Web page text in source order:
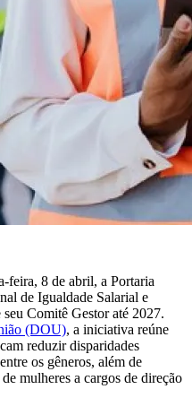
feira, 8 de abril, a Portaria
de Igualdade Salarial e
Comitê Gestor até 2027.
(DOU), a iniciativa reúne
reduzir disparidades
os gêneros, além de
mulheres a cargos de direção